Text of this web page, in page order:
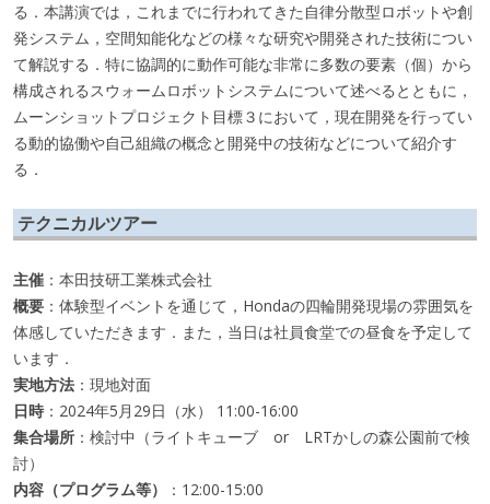
る．本講演では，これまでに行われてきた自律分散型ロボットや創
発システム，空間知能化などの様々な研究や開発された技術につい
て解説する．特に協調的に動作可能な非常に多数の要素（個）から
構成されるスウォームロボットシステムについて述べるとともに，
ムーンショットプロジェクト目標３において，現在開発を行ってい
る動的協働や自己組織の概念と開発中の技術などについて紹介す
る．
テクニカルツアー
主催 ：本田技研工業株式会社
概要 ：体験型イベントを通じて，Hondaの四輪開発現場の雰囲気を
体感していただきます．また，当日は社員食堂での昼食を予定して
います．
実地方法 ：現地対面
日時 ：2024年5月29日（水） 11:00-16:00
集合場所 ：検討中（ライトキューブ or LRTかしの森公園前で検
討）
内容（プログラム等）
：12:00-15:00